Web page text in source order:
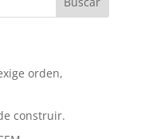
orden,
construir.